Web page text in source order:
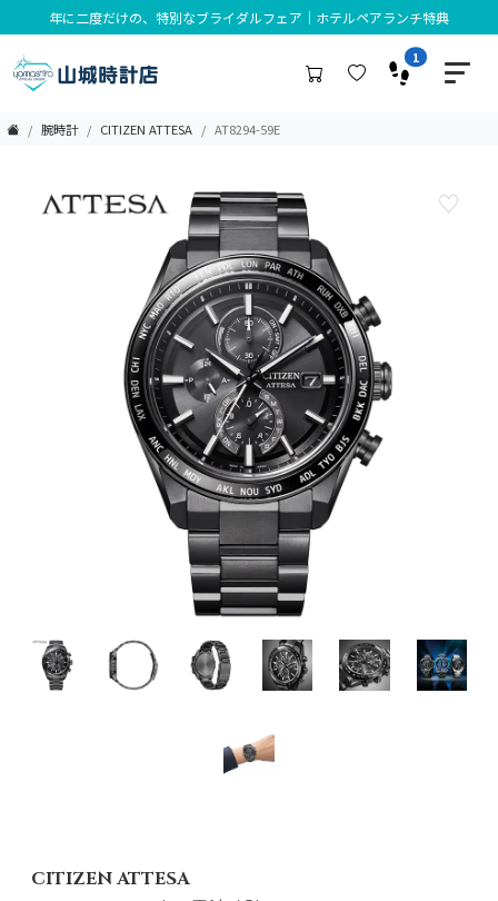
年に二度だけの、特別なブライダルフェア｜ホテルペアランチ特典
1
腕時計 CITIZEN ATTESA AT8294-59E
CITIZEN ATTESA